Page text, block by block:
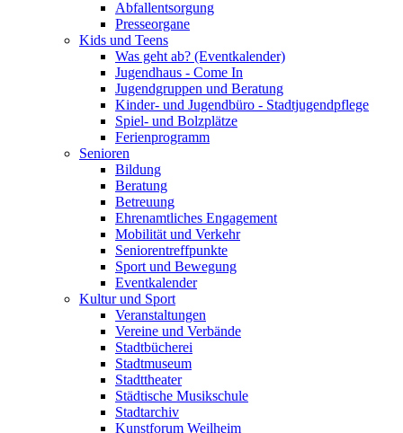
Abfallentsorgung
Presseorgane
Kids und Teens
Was geht ab? (Eventkalender)
Jugendhaus - Come In
Jugendgruppen und Beratung
Kinder- und Jugendbüro - Stadtjugendpflege
Spiel- und Bolzplätze
Ferienprogramm
Senioren
Bildung
Beratung
Betreuung
Ehrenamtliches Engagement
Mobilität und Verkehr
Seniorentreffpunkte
Sport und Bewegung
Eventkalender
Kultur und Sport
Veranstaltungen
Vereine und Verbände
Stadtbücherei
Stadtmuseum
Stadttheater
Städtische Musikschule
Stadtarchiv
Kunstforum Weilheim